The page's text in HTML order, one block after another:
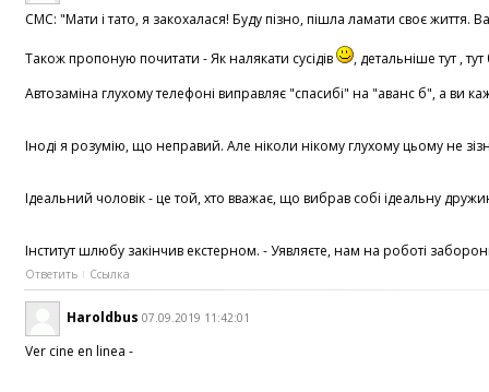
СМС: "Мати і тато, я закохалася! Буду пізно, пішла ламати своє
Також пропоную почитати - Як налякати сусідів
, детальніше тут ,
Автозаміна глухому телефоні виправляє "спасибі" на "аванс б", а
Іноді я розумію, що неправий. Але ніколи нікому глухому цьому не
Ідеальний чоловік - це той, хто вважає, що вибрав собі ідеальну
Інститут шлюбу закінчив екстерном. - Уявляєте, нам на роботі
Ответить Ссылка
Haroldbus 07.09.2019 11:42:01
Ver cine en linea -